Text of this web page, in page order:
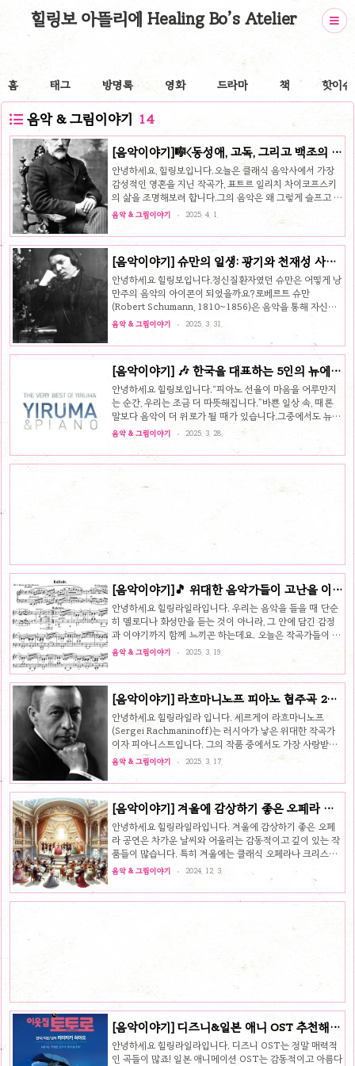
힐링보 아뜰리에 Healing Bo’s Atelier
홈 태그 방명록 영화 드라마 책 핫이슈
음악 & 그림이야기 14
[음악이야기]🎼〈동성애, 고독, 그리고 백조의 선
율〉, 차이코프스키의 이면을 걷다
안녕하세요, 힐링보입니다.오늘은 클래식 음악사에서 가장
감성적인 영혼을 지닌 작곡가, 표트르 일리치 차이코프스키
의 삶을 조명해보려 합니다.그의 음악은 왜 그렇게 슬프고 아
름다울까요? 그 이유는, 그의 삶 속에 감춰진 외로움과 사랑,
그리고 말할 수 없던 진심 때문일지도 모릅니다.🎻 1. 법률
가에서 작곡가로차이코프스키는 1840년, 러시아 보트킨스
부모님의 뜻에 따라 법률을 공부하고 실제로 법무부에서 일
하기도 했죠.하지만 음악에 대한 열망은 멈추지 않았고, 결국
그는 1862년 상트페테르부르크 음악원에 입학하며 진정한
삶을 시작합니다.🕊 2. 감정을 음악으로 말한 사람차이코프
스키의 작품은 모두 감정을 품고 있습니다.《백조의 호수》에
음악 & 그림이야기 2025. 4. 1.
[음악이야기] 슈만의 일생: 광기와 천재성 사이
에서 피어난 음악
안녕하세요 힐링보입니다.정신질환자였던 슈만은 어떻게 낭
만주의 음악의 아이콘이 되었을까요?로베르트 슈만
(Robert Schumann, 1810~1856)은 음악을 통해 자신의
내면을 드러낸 진정한 낭만주의자였습니다. 그는 기쁨과 슬
픔, 광기와 사랑을 피아노 선율에 녹였고, 그 중심에는 그의
아내 클라라, 그리고 친구이자 후계자인 브람스가 있었습니
과 문학적 감수성:슈만은 작가가 되고 싶어 했고, 실제로 시
와 산문을 많이 남겼어요. 그의 음악은 문학적 상상력에서 비
롯된 경우가 많죠.음악가로의 전환과 손 부상:피아니스트가
되기 위해 혹독하게 연습하던 중, 손을 다치며 연주자로서의
꿈은 접게 됩니다. 대신 작곡가로서의 길을 걷게 되죠.정신질
음악 & 그림이야기 2025. 3. 31.
[음악이야기] 🎶 한국을 대표하는 5인의 뉴에이
지 피아니스트
안녕하세요 힐링보입니다.“피아노 선율이 마음을 어루만지
는 순간, 우리는 조금 더 따뜻해집니다.”바쁜 일상 속, 때론
말보다 음악이 더 위로가 될 때가 있습니다.그중에서도 뉴에
이지 피아노는 마음속 먼지를 조용히 털어내는 듯한 치유의
끄는 다섯 명의 대표 피아니스트와그들의 아름다운 음악을
에이지의 상징, 감성의 세계적인 아이콘이루마는 뉴에이지
음악 & 그림이야기 2025. 3. 28.
[음악이야기]🎵 위대한 음악가들이 고난을 이
겨내고 만든 걸작들 🎵
안녕하세요 힐링라일라입니다. 우리는 음악을 들을 때 단순
히 멜로디나 화성만을 듣는 것이 아니라, 그 안에 담긴 감정
과 이야기까지 함께 느끼곤 하는데요. 오늘은 작곡가들이 개
인적인 어려움을 극복하고 만들어낸 작품들을 소개해보려
한다.🎼 1. 베토벤 – 교향곡 3번 "영웅" (Eroica, Op. 55)
👉 청력 상실의 절망을 넘어선 위대한 도전베토벤은 20대
겐슈타트 유서를 남길 정도로 절망에 빠졌습니다. 하지만 그
는 포기하지 않고 음악으로 자신을 표현하기로 결심했고, 그
결과물이 바로 *교향곡 3번 "영웅"*입니다.처음에는 나폴레
옹을 기리는 곡으로 작곡했지만, 그가 황제로 즉위하며 독재
자가 되자, 베토벤은 분노하며 헌정을 취소했습니다. 이 교
음악 & 그림이야기 2025. 3. 19.
[음악이야기] 라흐마니노프 피아노 협주곡 2번:
우울증의 절망 속에서 탄생한 명작
안녕하세요 힐링라일라 입니다. 세르게이 라흐마니노프
(Sergei Rachmaninoff)는 러시아가 낳은 위대한 작곡가
이자 피아니스트입니다. 그의 작품 중에서도 가장 사랑받는
곡 중 하나가 바로 피아노 협주곡 2번 C단조, Op.18입니다.
정수’로 평가받지만, 사실 이 곡의 탄생 배경에는 깊은 절망
1897년, 라흐마니노프는 교향곡 1번을 발표했지만 혹평을
받으며 큰 실패를 겪었습니다. 당시 유명한 평론가이자 작곡
가였던 세자르 쿠이(César Cui)는 그의 교향곡을 두고 “지
옥에서 작곡된 음악 같다”는 혹독한 비평을 남겼습니다. 이
실패로 인해 라흐마니노프는 심각한 우울증에 빠졌고, 창작
음악 & 그림이야기 2025. 3. 17.
[음악이야기] 겨울에 감상하기 좋은 오페라 소
개해주세요
안녕하세요 힐링라일라입니다. 겨울에 감상하기 좋은 오페
라 공연은 차가운 날씨와 어울리는 감동적이고 깊이 있는 작
품들이 많습니다. 특히 겨울에는 클래식 오페라나 크리스마
스 시즌과 관련된 특별 공연들이 많기 때문에 풍성한 문화
경험을 할 수 있습니다. 12월 깊어가는 겨울 감상할 만한 오
페라 공연을 추천드릴게요. 겨울에 감상하기 좋은 베스트 오
타'는 사랑과..
음악 & 그림이야기 2024. 12. 3.
[음악이야기] 디즈니&일본 애니 OST 추천해주
세요
안녕하세요 힐링라일라입니다. 디즈니 OST는 정말 매력적
인 곡들이 많죠! 일본 애니메이션 OST는 감동적이고 아름다